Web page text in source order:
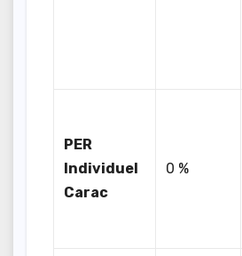
PER
Individuel
Carac
0 %